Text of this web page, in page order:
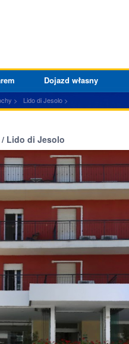
Dojazd własny
Lido di Jesolo
/ Lido di Jesolo